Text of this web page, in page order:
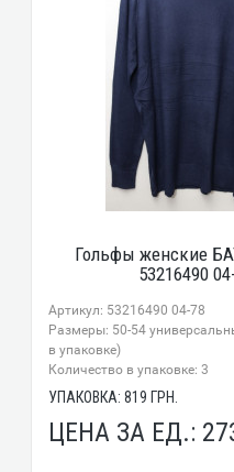
Гольфы женские
53216490
Артикул: 53216490 04-78
Размеры: 50-54
в упаковке)
Количество в упаковке: 3
УПАКОВКА:819 ГРН.
ЦЕНА ЗА ЕД.: